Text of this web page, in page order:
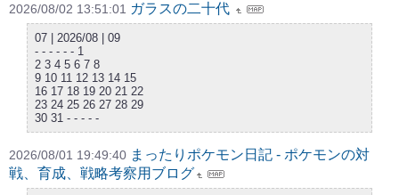
2026/08/02 13:51:01 ガラスの二十代
07 | 2026/08 | 09
- - - - - - 1
2 3 4 5 6 7 8
9 10 11 12 13 14 15
16 17 18 19 20 21 22
23 24 25 26 27 28 29
30 31 - - - - -
2026/08/01 19:49:40 まったりポケモン日記 - ポケモンの対
戦、育成、戦略考察用ブログ